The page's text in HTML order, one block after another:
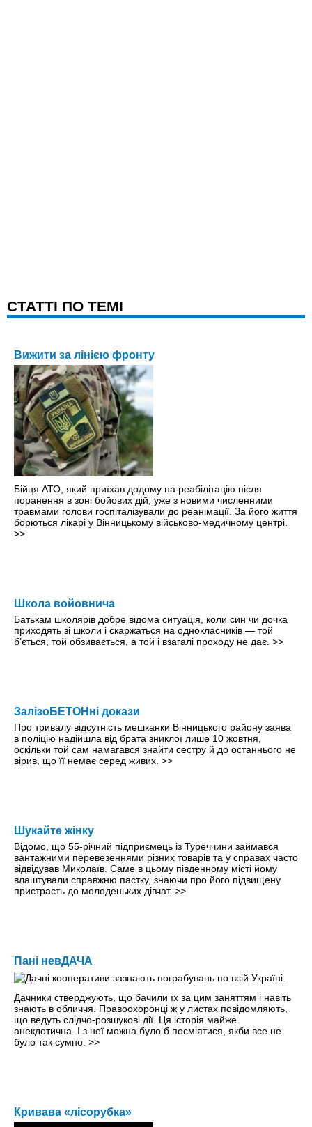
CТАТТІ ПО ТЕМІ
Вижити за лінією фронту
Бійця АТО, який приїхав додому на реабілітацію після
поранення в зоні бойових дій, уже з новими численними
травмами голови госпіталізували до реанімації. За його життя
борються лікарі у Вінницькому військово-медичному центрі.
>>
Школа войовнича
Батькам школярів добре відома ситуація, коли син чи дочка
приходять зі школи і скаржаться на однокласників — той
б’ється, той обзивається, а той і взагалі проходу не дає. >>
ЗалізоБЕТОНні докази
Про тривалу відсутність мешканки Вінницького району заява
в поліцію надійшла від брата зниклої лише 10 жовтня,
оскільки той сам намагався знайти сестру й до останнього не
вірив, що її немає серед живих. >>
Шукайте жінку
Відомо, що 55-річний підприємець із Туреччини займався
вантажними перевезеннями різних товарів та у справах часто
відвідував Миколаїв. Саме в цьому південному місті йому
влаштували справжню пастку, знаючи про його підвищену
пристрасть до молоденьких дівчат. >>
Пані невДАЧА
Дачники стверджують, що бачили їх за цим заняттям і навіть
знають в обличчя. Правоохоронці ж у листах повідомляють,
що ведуть слідчо-розшукові дії. Ця історія майже
анекдотична. І з неї можна було б посміятися, якби все не
було так сумно. >>
Кривава «лісорубка»